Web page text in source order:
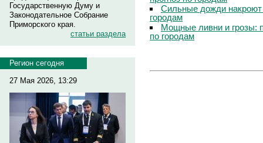
Государственную Думу и
Законодательное Собрание
Приморского края.
статьи раздела
Регион сегодня
27 Мая 2026, 13:29
Сильные дожди
городам
Мощные ливни и грозы:
по городам